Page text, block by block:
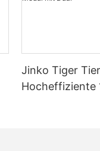
Jinko Tiger
Hocheffiziente